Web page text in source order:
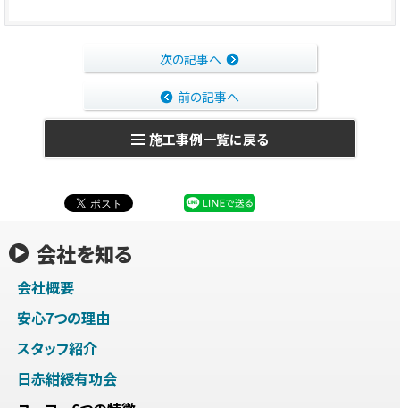
次の記事へ
前の記事へ
施工事例一覧に戻る
会社を知る
会社概要
安心7つの理由
スタッフ紹介
日赤紺綬有功会